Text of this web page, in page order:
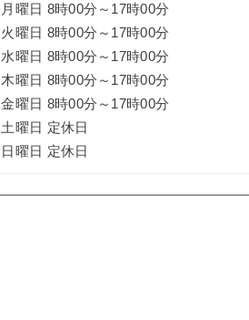
月曜日 8時00分～17時00分
火曜日 8時00分～17時00分
水曜日 8時00分～17時00分
木曜日 8時00分～17時00分
金曜日 8時00分～17時00分
土曜日 定休日
日曜日 定休日